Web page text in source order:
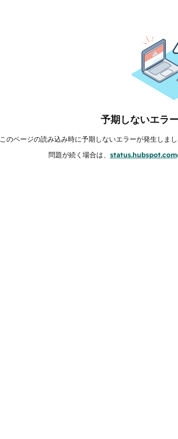
予期しないエラ
このページの読み込み時に予期しないエラーが発生しま
問題が続く場合は、 status.hubspot.com